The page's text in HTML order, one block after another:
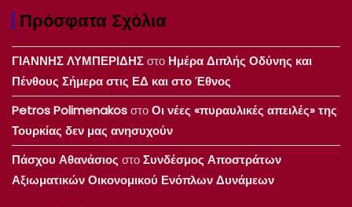
Πρόσφατα Σχόλια
ΓΙΑΝΝΗΣ ΛΥΜΠΕΡΙΔΗΣστο Ημέρα Διπλής Οδύνης και
Πένθους Σήμερα στις ΕΔ και στο Έθνος
Petros PolimenakosστοΟι νέες «πυραυλικές απειλές» της
Τουρκίας δεν μας ανησυχούν
Πάσχου Αθανάσιος στοΣυνδέσμος Αποστράτων
Αξιωματικών Οικονομικού Ενόπλων Δυνάμεων